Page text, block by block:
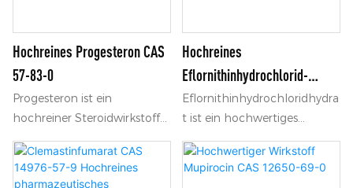
Hochreines Progesteron CAS
57-83-0
Progesteron ist ein
hochreiner Steroidwirkstoff
mit der CAS-Nummer 57-83-
0. Es findet breite
Anwendung in
Hochreines
Eflornithinhydrochlorid-
Hydrat CAS 96020-91-6
Eflornithinhydrochloridhydra
t ist ein hochwertiges
pharmazeutisches
Zwischenprodukt mit der
CAS-Nr. 96020-91-6, das in